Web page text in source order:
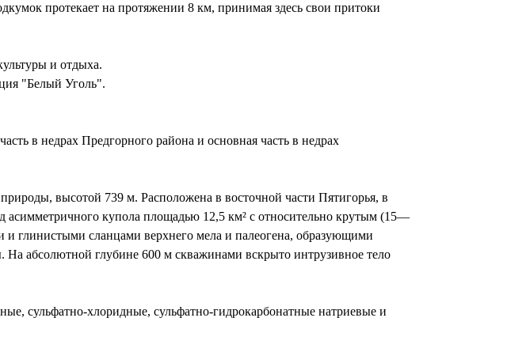
протекает на протяжении 8 км, принимая здесь свои притоки
и отдыха.
"Белый Уголь".
в недрах Предгорного района и основная часть в недрах
высотой 739 м. Расположена в восточной части Пятигорья, в
купола площадью 12,5 км² с относительно крутым (15—
глинистыми сланцами верхнего мела и палеогена, образующими
абсолютной глубине 600 м скважинами вскрыто интрузивное тело
сульфатно-хлоридные, сульфатно-гидрокарбонатные натриевые и